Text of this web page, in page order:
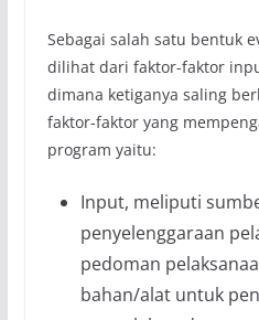
Sebagai salah satu bentuk
dilihat dari faktor-faktor
dimana ketiganya saling
faktor-faktor yang
program yaitu:
Input, meliputi
penyelenggaraan
pedoman
bahan/alat untuk